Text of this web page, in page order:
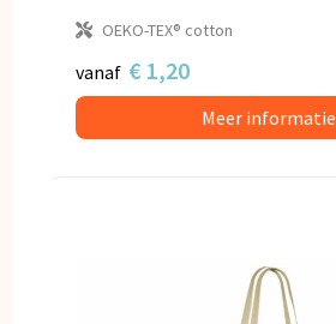
OEKO-TEX® cotton
vanaf € 1,20
Meer informatie